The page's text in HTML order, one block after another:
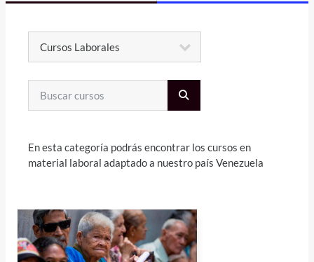
Categorías
En esta categoría podrás encontrar los cursos en
material laboral adaptado a nuestro país Venezuela